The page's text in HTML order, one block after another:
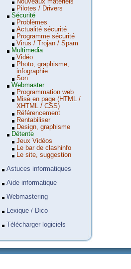
Nouveaux matériels
Pilotes / Drivers
Sécurité
Problèmes
Actualité sécurité
Programme sécurité
Virus / Trojan / Spam
Multimedia
Vidéo
Photo, graphisme,
infographie
Son
Webmaster
Programmation web
Mise en page (HTML /
XHTML / CSS)
Référencement
Rentabiliser
Design, graphisme
Détente
Jeux Vidéos
Le bar de clashinfo
Le site, suggestion
Astuces informatiques
Aide informatique
Webmastering
Lexique / Dico
Télécharger logiciels